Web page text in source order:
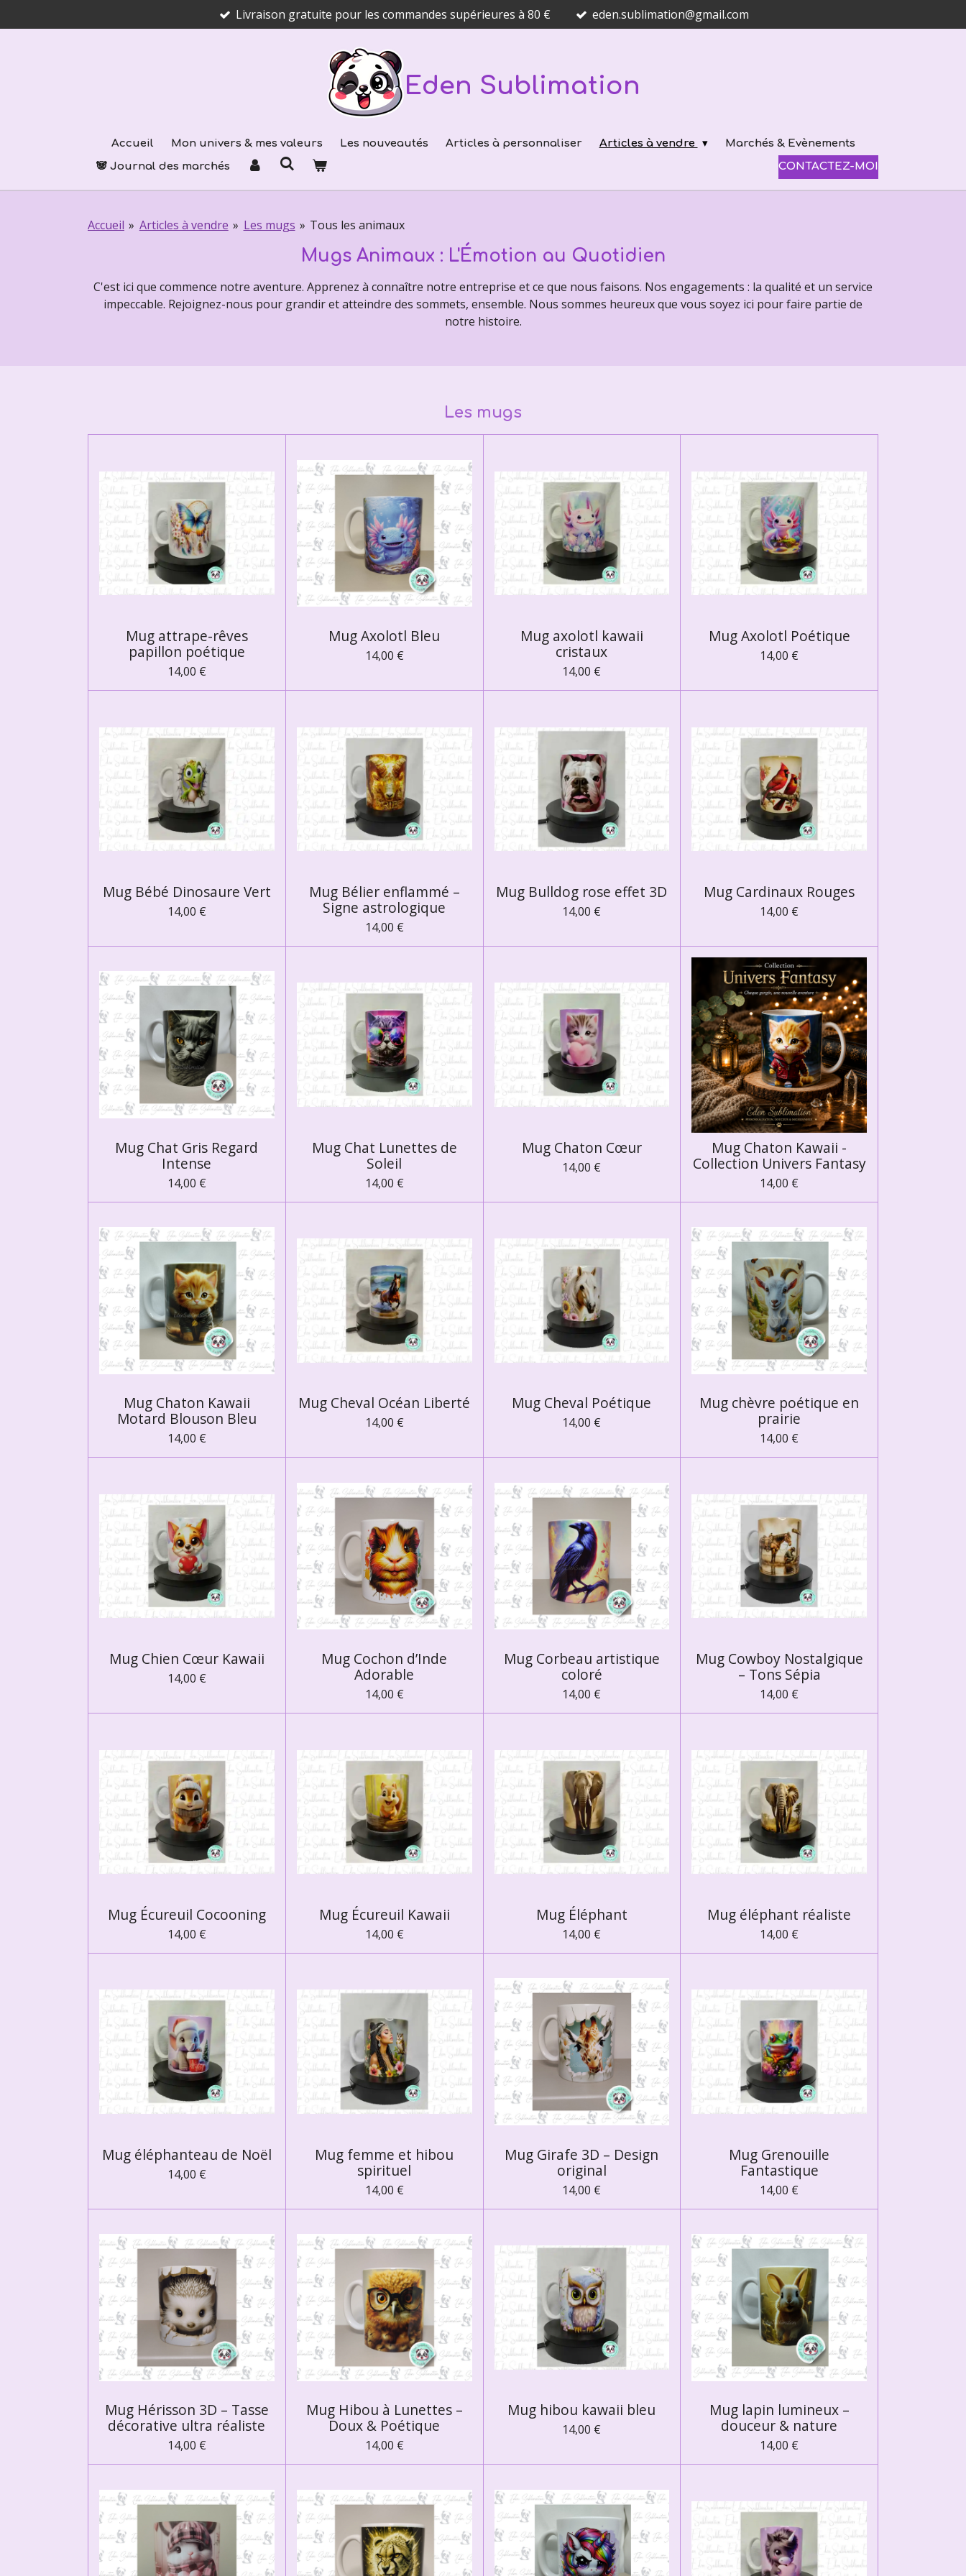
au
Livraison gratuite pour les commandes supérieures à 80 € eden.sublimation@gmail.com
Eden Sublimation
Accueil Mon univers & mes valeurs Les nouveautés Articles à personnaliser Articles à vendre
Marchés & Evènements
🐼 Journal des marchés
CONTACTEZ-MOI
Accueil » Articles à vendre » Les mugs » Tous les animaux
Mugs Animaux : L'Émotion au Quotidien
C'est ici que commence notre aventure. Apprenez à connaître notre entreprise et ce que nous faisons. Nos engagements : la qualité et un service
impeccable. Rejoignez-nous pour grandir et atteindre des sommets, ensemble. Nous sommes heureux que vous soyez ici pour faire partie de
notre histoire.
Les mugs
Mug attrape-rêves
papillon poétique
14,00 €
Mug Axolotl Bleu
14,00 €
Mug axolotl kawaii
cristaux
14,00 €
Mug Axolotl Poétique
14,00 €
Mug Bébé Dinosaure Vert
14,00 €
Mug Bélier enflammé –
Signe astrologique
14,00 €
Mug Bulldog rose effet 3D
14,00 €
Mug Cardinaux Rouges
14,00 €
Mug Chat Gris Regard
Intense
14,00 €
Mug Chat Lunettes de
Soleil
14,00 €
Mug Chaton Cœur
14,00 €
Mug Chaton Kawaii -
Collection Univers Fantasy
14,00 €
Mug Chaton Kawaii
Motard Blouson Bleu
14,00 €
Mug Cheval Océan Liberté
14,00 €
Mug Cheval Poétique
14,00 €
Mug chèvre poétique en
prairie
14,00 €
Mug Chien Cœur Kawaii
14,00 €
Mug Cochon d’Inde
Adorable
14,00 €
Mug Corbeau artistique
coloré
14,00 €
Mug Cowboy Nostalgique
– Tons Sépia
14,00 €
Mug Écureuil Cocooning
14,00 €
Mug Écureuil Kawaii
14,00 €
Mug Éléphant
14,00 €
Mug éléphant réaliste
14,00 €
Mug éléphanteau de Noël
14,00 €
Mug femme et hibou
spirituel
14,00 €
Mug Girafe 3D – Design
original
14,00 €
Mug Grenouille
Fantastique
14,00 €
Mug Hérisson 3D – Tasse
décorative ultra réaliste
14,00 €
Mug Hibou à Lunettes –
Doux & Poétique
14,00 €
Mug hibou kawaii bleu
14,00 €
Mug lapin lumineux –
douceur & nature
14,00 €